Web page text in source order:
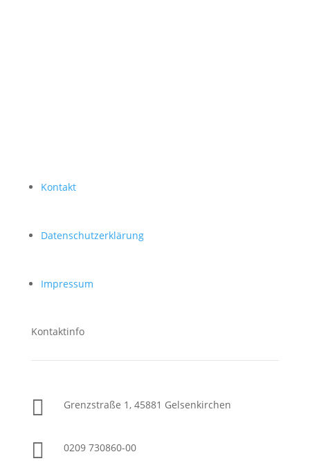
Kontakt
Datenschutzerklärung
Impressum
Kontaktinfo
 Grenzstraße 1, 45881 Gelsenkirchen
 0209 730860-00